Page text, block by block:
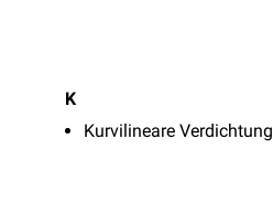
K
Kurvilineare Verdichtung